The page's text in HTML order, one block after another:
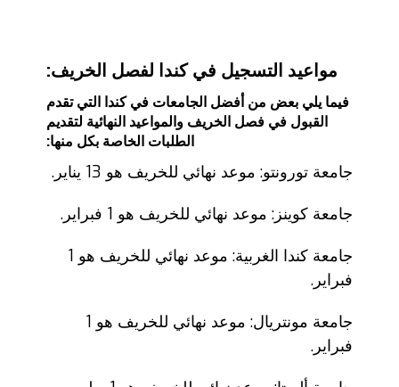
مواعيد التسجيل في كندا لفصل الخريف:
فيما يلي بعض من أفضل الجامعات في كندا التي تقدم
القبول في فصل الخريف والمواعيد النهائية لتقديم
الطلبات الخاصة بكل منها:
جامعة تورونتو: موعد نهائي للخريف هو 13 يناير.
جامعة كوينز: موعد نهائي للخريف هو 1 فبراير.
جامعة كندا الغربية: موعد نهائي للخريف هو 1
فبراير.
جامعة مونتريال: موعد نهائي للخريف هو 1
فبراير.